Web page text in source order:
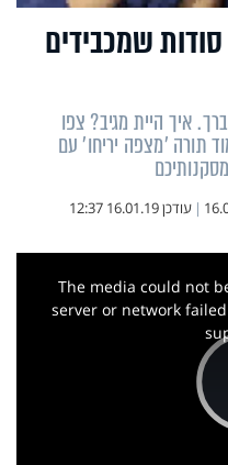
שמכבידים
איך היית מגיב? צפו
תורה 'מצפה יריחו' עם
| עודכן16.01.19 12:37
This
The media could not
server or network